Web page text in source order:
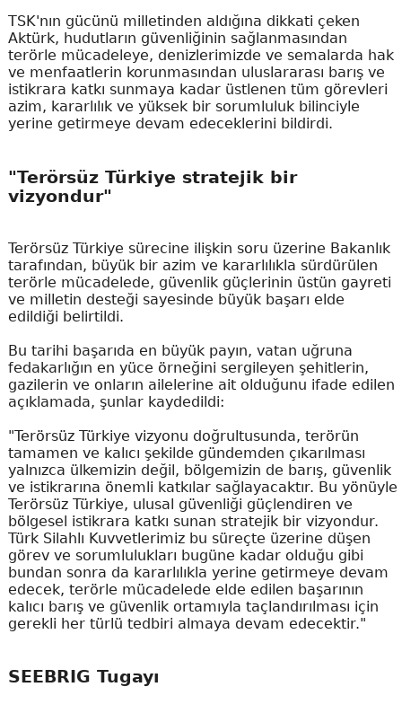
TSK'nın gücünü milletinden aldığına dikkati çeken
Aktürk, hudutların güvenliğinin sağlanmasından
terörle mücadeleye, denizlerimizde ve semalarda hak
ve menfaatlerin korunmasından uluslararası barış ve
istikrara katkı sunmaya kadar üstlenen tüm görevleri
azim, kararlılık ve yüksek bir sorumluluk bilinciyle
yerine getirmeye devam edeceklerini bildirdi.
"Terörsüz Türkiye stratejik bir
vizyondur"
Terörsüz Türkiye sürecine ilişkin soru üzerine Bakanlık
tarafından, büyük bir azim ve kararlılıkla sürdürülen
terörle mücadelede, güvenlik güçlerinin üstün gayreti
ve milletin desteği sayesinde büyük başarı elde
edildiği belirtildi.
Bu tarihi başarıda en büyük payın, vatan uğruna
fedakarlığın en yüce örneğini sergileyen şehitlerin,
gazilerin ve onların ailelerine ait olduğunu ifade edilen
açıklamada, şunlar kaydedildi:
"Terörsüz Türkiye vizyonu doğrultusunda, terörün
tamamen ve kalıcı şekilde gündemden çıkarılması
yalnızca ülkemizin değil, bölgemizin de barış, güvenlik
ve istikrarına önemli katkılar sağlayacaktır. Bu yönüyle
Terörsüz Türkiye, ulusal güvenliği güçlendiren ve
bölgesel istikrara katkı sunan stratejik bir vizyondur.
Türk Silahlı Kuvvetlerimiz bu süreçte üzerine düşen
görev ve sorumlulukları bugüne kadar olduğu gibi
bundan sonra da kararlılıkla yerine getirmeye devam
edecek, terörle mücadelede elde edilen başarının
kalıcı barış ve güvenlik ortamıyla taçlandırılması için
gerekli her türlü tedbiri almaya devam edecektir."
SEEBRIG Tugayı